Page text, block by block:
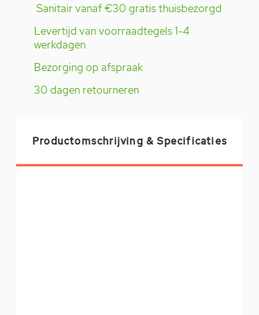
Sanitair vanaf €30 gratis thuisbezorgd
Levertijd van voorraadtegels 1-4
werkdagen
Bezorging op afspraak
30 dagen retourneren
Productomschrijving & Specificaties